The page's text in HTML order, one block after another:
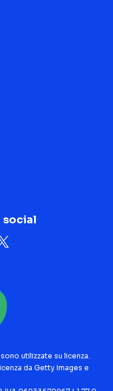
social
utilizzate su licenza.
da Getty Images e